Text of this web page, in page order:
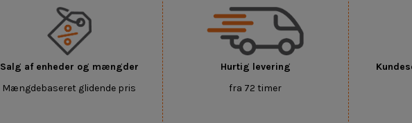
Salg af enheder og mængder
Mængdebaseret glidende pris
Hurtig levering
fra 72 timer